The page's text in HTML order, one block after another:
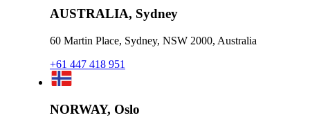
AUSTRALIA, Sydney
60 Martin Place, Sydney, NSW 2000, Australia
+61 447 418 951
NORWAY, Oslo